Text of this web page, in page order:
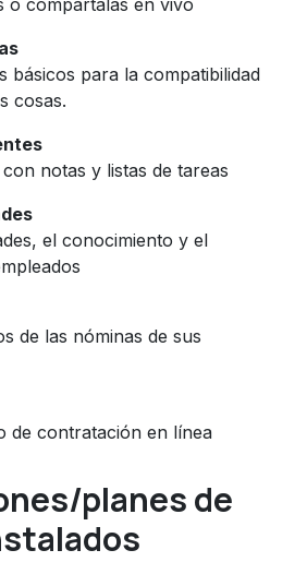
o compártalas en vivo
básicos para la compatibilidad
cosas.
notas y listas de tareas
el conocimiento y el
de las nóminas de sus
de contratación en línea
planes de